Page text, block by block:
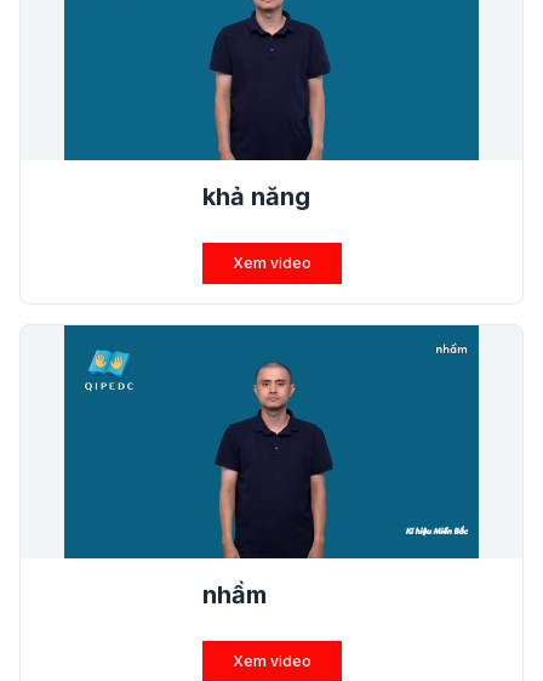
khả năng
Xem video
nhầm
Xem video